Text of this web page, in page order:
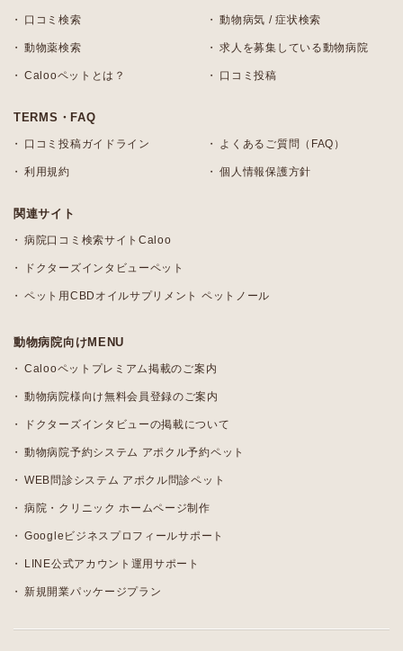
口コミ検索 動物病気 / 症状検索
動物薬検索 求人を募集している動物病院
Calooペットとは？ 口コミ投稿
TERMS・FAQ
口コミ投稿ガイドライン よくあるご質問（FAQ）
利用規約 個人情報保護方針
関連サイト
病院口コミ検索サイトCaloo
ドクターズインタビューペット
ペット用CBDオイルサプリメント ペットノール
動物病院向けMENU
Calooペットプレミアム掲載のご案内
動物病院様向け無料会員登録のご案内
ドクターズインタビューの掲載について
動物病院予約システム アポクル予約ペット
WEB問診システム アポクル問診ペット
病院・クリニック ホームページ制作
Googleビジネスプロフィールサポート
LINE公式アカウント運用サポート
新規開業パッケージプラン